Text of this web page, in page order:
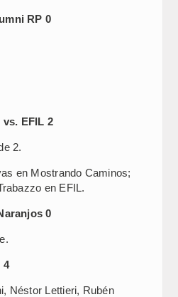
RP 0
EFIL 2
2.
en Mostrando Caminos;
en EFIL.
0
4
Néstor Lettieri, Rubén